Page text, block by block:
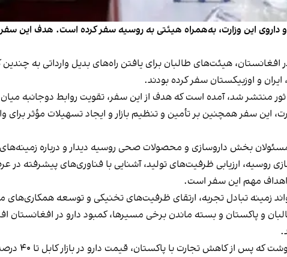
این وزارت، به‌همراه هیئتی به روسیه سفر کرده است. هدف این سفر
هیئت‌های طالبان برای یافتن راه‌های بدیل وارداتی به
و اوزبیکستان سفر کرده بودند.
در خبرنامه وزارت صحت عامه طالبان که روز سه‌شنبه، ۱۵ ثور منتشر شد، آمده است که هدف از این سفر،
این سفر همچنین بر تأمین و تنظیم بازار و ایجاد تسهیلات مؤثر برای
مسئولان بخش داروسازی و محصولات صحی روسیه دیدار و درباره
روسیه، ارزیابی ظرفیت‌های تولید، آشنایی با فناوری‌های پیشرفته در
اهداف مهم این سفر است.
زمینه تبادل تجربه، ارتقای ظرفیت‌های تخنیکی و توسعه
و پاکستان و بسته ماندن برخی مسیرها، کمبود دارو در افغانستان